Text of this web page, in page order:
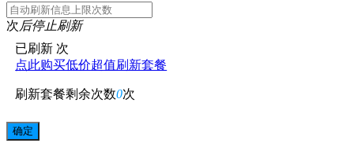
次后停止刷新
已刷新 次
点此购买低价超值刷新套餐
刷新套餐剩余次数0次